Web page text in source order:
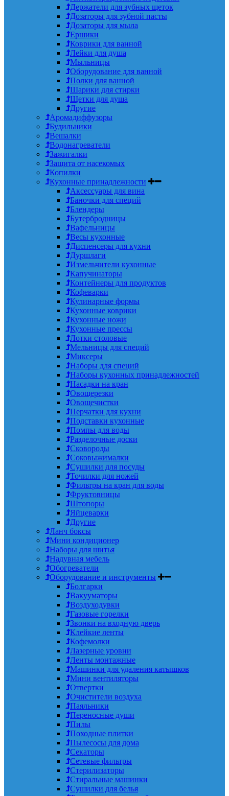
Держатели для зубных щеток
Дозаторы для зубной пасты
Дозаторы для мыла
Ершики
Коврики для ванной
Лейки для душа
Мыльницы
Оборудование для ванной
Полки для ванной
Шарики для стирки
Щетки для душа
Другие
Аромадиффузоры
Будильники
Вешалки
Водонагреватели
Зажигалки
Защита от насекомых
Копилки
Кухонные принадлежности
Аксессуары для вина
Баночки для специй
Блендеры
Бутербродницы
Вафельницы
Весы кухонные
Диспенсеры для кухни
Дуршлаги
Измельчители кухонные
Капучинаторы
Контейнеры для продуктов
Кофеварки
Кулинарные формы
Кухонные коврики
Кухонные ножи
Кухонные прессы
Лотки столовые
Мельницы для специй
Миксеры
Наборы для специй
Наборы кухонных принадлежностей
Насадки на кран
Овощерезки
Овощечистки
Перчатки для кухни
Подставки кухонные
Помпы для воды
Разделочные доски
Сковороды
Соковыжималки
Сушилки для посуды
Точилки для ножей
Фильтры на кран для воды
Фруктовницы
Штопоры
Яйцеварки
Другие
Ланч боксы
Мини кондиционер
Наборы для шитья
Надувная мебель
Обогреватели
Оборудование и инструменты
Болгарки
Вакууматоры
Воздуходувки
Газовые горелки
Звонки на входную дверь
Клейкие ленты
Кофемолки
Лазерные уровни
Ленты монтажные
Машинки для удаления катышков
Мини вентиляторы
Отвертки
Очистители воздуха
Паяльники
Переносные души
Пилы
Походные плитки
Пылесосы для дома
Секаторы
Сетевые фильтры
Стерилизаторы
Стиральные машинки
Сушилки для белья